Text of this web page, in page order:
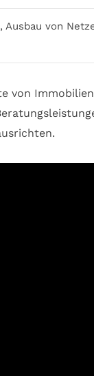
Ausbau von
von